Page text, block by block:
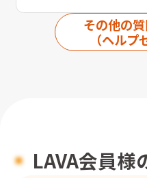
その他の
（ヘルプ
LAVA会員様